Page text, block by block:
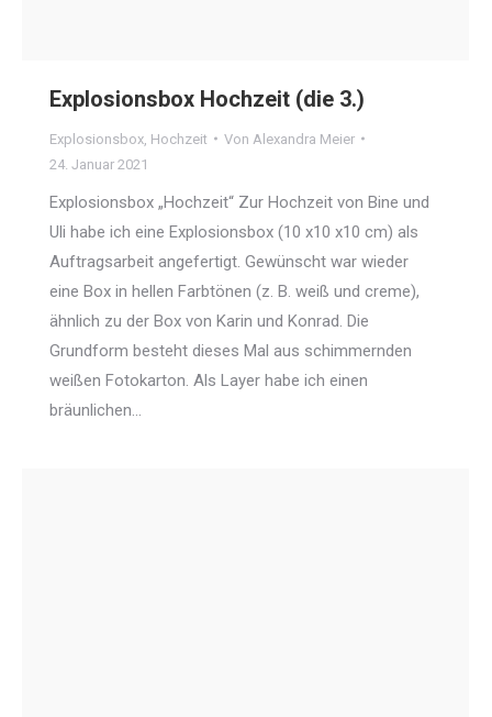
Explosionsbox Hochzeit (die 3.)
Explosionsbox Hochzeit Von Alexandra Meier
24. Januar 2021
Explosionsbox „Hochzeit“ Zur Hochzeit von Bine und
Uli habe ich eine Explosionsbox (10 x10 x10 cm) als
Auftragsarbeit angefertigt. Gewünscht war wieder
eine Box in hellen Farbtönen (z. B. weiß und creme),
ähnlich zu der Box von Karin und Konrad. Die
Grundform besteht dieses Mal aus schimmernden
weißen Fotokarton. Als Layer habe ich einen
bräunlichen…